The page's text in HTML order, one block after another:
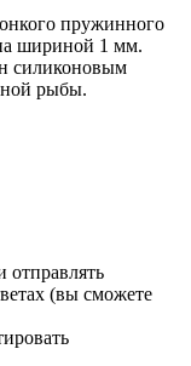
пружинного
шириной 1 мм.
силиконовым
рыбы.
отправлять
(вы cможете